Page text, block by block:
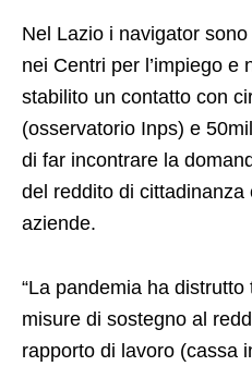
Nel Lazio i navigator
nei Centri per l’impiego e
stabilito un contatto con
(osservatorio Inps) e
di far incontrare la
del reddito di cittadinanza
aziende.
“La pandemia ha
misure di sostegno al
rapporto di lavoro (cassa